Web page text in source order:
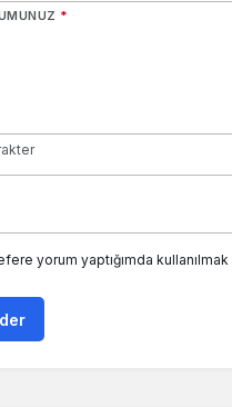
*
yorum yaptığımda